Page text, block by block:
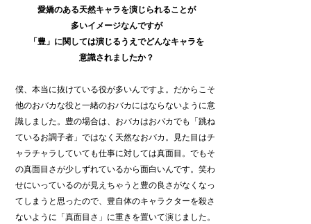
愛嬌のある天然キャラを演じられることが
多いイメージなんですが
「豊」に関しては演じるうえでどんなキャラを
意識されましたか？
僕、本当に抜けている役が多いんですよ。だからこそ
他のおバカな役と一緒のおバカにはならないように意
識しました。豊の場合は、おバカはおバカでも「跳ね
ているお調子者」ではなく天然なおバカ。見た目はチ
ャラチャラしていても仕事に対しては真面目。でもそ
の真面目さが少しずれているから面白いんです。笑わ
せにいっているのが見えちゃうと豊の良さがなくなっ
てしまうと思ったので、豊自体のキャラクターを殺さ
ないように「真面目さ」に重きを置いて演じました。